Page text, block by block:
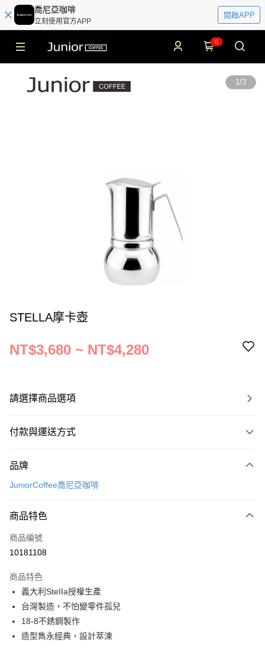
喬尼亞咖啡
立刻使用官方APP
開啟APP
0
1/3
STELLA摩卡壺
NT$3,680 ~ NT$4,280
請選擇商品選項
付款與運送方式
信用卡一次付款
宅配
每筆NT$150
品牌
JuniorCoffee喬尼亞咖啡
商品特色
商品編號
10181108
商品特色
義大利SteIIa授權生產
台灣製造，不怕變零件孤兒
18-8不銹鋼製作
造型雋永經典，設計萃湅